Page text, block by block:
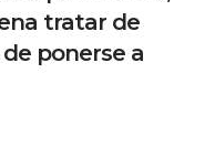
tratar de
ponerse a